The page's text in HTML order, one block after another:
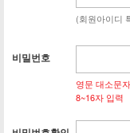
(회원아이디
비밀번호
영문 대소문
8~16자 입력